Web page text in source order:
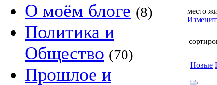
О моём блоге (8)
Политика и
Общество (70)
Прошлое и
место
Новые